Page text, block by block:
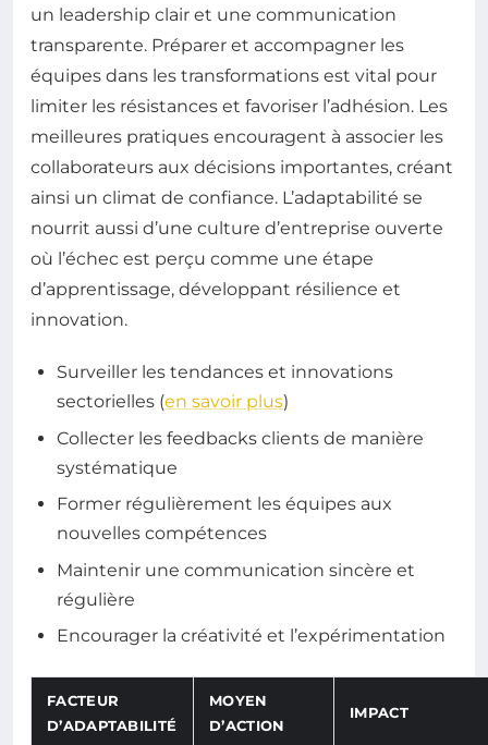
un leadership clair et une communication
transparente. Préparer et accompagner les
équipes dans les transformations est vital pour
limiter les résistances et favoriser l’adhésion. Les
meilleures pratiques encouragent à associer les
collaborateurs aux décisions importantes, créant
ainsi un climat de confiance. L’adaptabilité se
nourrit aussi d’une culture d’entreprise ouverte
où l’échec est perçu comme une étape
d’apprentissage, développant résilience et
innovation.
Surveiller les tendances et innovations
sectorielles (en savoir plus)
Collecter les feedbacks clients de manière
systématique
Former régulièrement les équipes aux
nouvelles compétences
Maintenir une communication sincère et
régulière
Encourager la créativité et l’expérimentation
FACTEUR
D’ADAPTABILITÉ
MOYEN
D’ACTION
IMPACT